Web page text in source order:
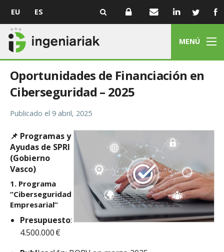
EU ES
MENÚ
Oportunidades de Financiación en
Ciberseguridad – 2025
Publicado el 9 abril, 2025
📌 Programas y
Ayudas de SPRI
(Gobierno
Vasco)
1. Programa
“Ciberseguridad
Empresarial”
Presupuesto:
4.500.000 €